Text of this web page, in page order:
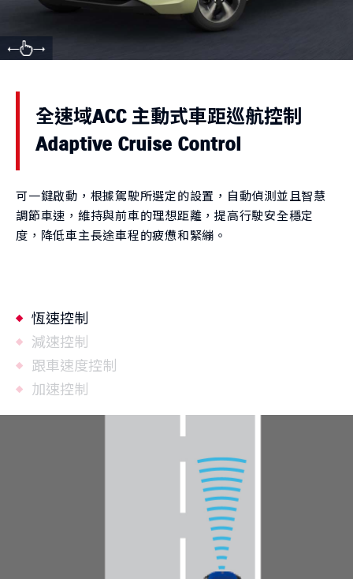
全速域ACC 主動式車距巡航控制
Adaptive Cruise Control
可一鍵啟動，根據駕駛所選定的設置，自動偵測並且智慧
調節車速，維持與前車的理想距離，提高行駛安全穩定
度，降低車主長途車程的疲憊和緊繃。
恆速控制
減速控制
跟車速度控制
加速控制